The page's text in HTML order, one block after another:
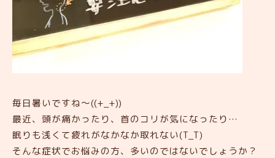
毎日暑いですね～((+_+))
最近、頭が痛かったり、首のコリが気になったり…
眠りも浅くて疲れがなかなか取れない(T_T)
そんな症状でお悩みの方、多いのではないでしょうか？